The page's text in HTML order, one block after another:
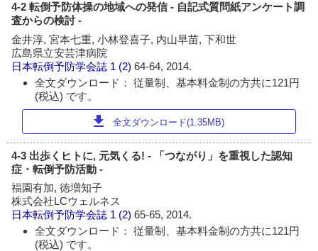
4-2 転倒予防体操の地域への発信 - 自記式質問紙アンケート調
査からの検討 -
金井淳, 宮本七重, 小林登喜子, 内山早苗, 下和世
広島県立安芸津病院
日本転倒予防学会誌 1 (2)64-64, 2014.
全文ダウンロード： 従量制、基本料金制の方共に121円
(税込) です。
download 全文ダウンロード(1.35MB)
4-3 出歩くヒトに, 元気くる! - 「つながり」を重視した認知
症・転倒予防活動 -
福園有加, 徳増知子
株式会社LCウェルネス
日本転倒予防学会誌 1 (2)65-65, 2014.
全文ダウンロード： 従量制、基本料金制の方共に121円
(税込) です。